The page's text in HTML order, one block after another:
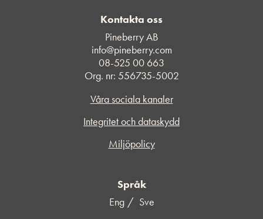
Kontakta oss
Pineberry AB
info@pineberry.com
08-525 00 663
Org. nr: 556735-5002
Våra sociala kanaler
Integritet och dataskydd
Miljöpolicy
Språk
Eng
Sve